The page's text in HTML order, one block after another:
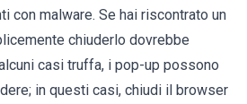
con malware. Se hai riscontrato un
chiuderlo dovrebbe
casi truffa, i pop-up possono
in questi casi, chiudi il browser